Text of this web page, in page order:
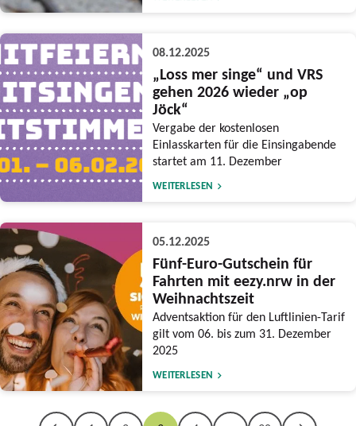
08.12.2025
„Loss mer singe“ und VRS
gehen 2026 wieder „op
Jöck“
Vergabe der kostenlosen
Einlasskarten für die Einsingabende
startet am 11. Dezember
WEITERLESEN
05.12.2025
Fünf-Euro-Gutschein für
Fahrten mit eezy.nrw in der
Weihnachtszeit
Adventsaktion für den Luftlinien-Tarif
gilt vom 06. bis zum 31. Dezember
2025
WEITERLESEN